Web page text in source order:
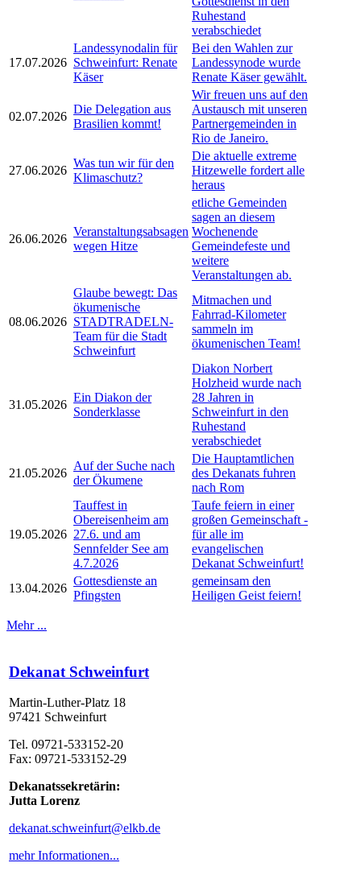
Ruhestand
verabschiedet
17.07.2026
Landessynodalin für
Schweinfurt: Renate
Käser
Bei den Wahlen zur
Landessynode wurde
Renate Käser gewählt.
02.07.2026
Die Delegation aus
Brasilien kommt!
Wir freuen uns auf den
Austausch mit unseren
Partnergemeinden in
Rio de Janeiro.
27.06.2026
Was tun wir für den
Klimaschutz?
Die aktuelle extreme
Hitzewelle fordert alle
heraus
26.06.2026
Veranstaltungsabsagen
wegen Hitze
etliche Gemeinden
sagen an diesem
Wochenende
Gemeindefeste und
weitere
Veranstaltungen ab.
08.06.2026
Glaube bewegt: Das
ökumenische
STADTRADELN-
Team für die Stadt
Schweinfurt
Mitmachen und
Fahrrad-Kilometer
sammeln im
ökumenischen Team!
31.05.2026
Ein Diakon der
Sonderklasse
Diakon Norbert
Holzheid wurde nach
28 Jahren in
Schweinfurt in den
Ruhestand
verabschiedet
21.05.2026
Auf der Suche nach
der Ökumene
Die Hauptamtlichen
des Dekanats fuhren
nach Rom
19.05.2026
Tauffest in
Obereisenheim am
27.6. und am
Sennfelder See am
4.7.2026
Taufe feiern in einer
großen Gemeinschaft -
für alle im
evangelischen
Dekanat Schweinfurt!
13.04.2026
Gottesdienste an
Pfingsten
gemeinsam den
Heiligen Geist feiern!
Mehr ...
Dekanat Schweinfurt
Martin-Luther-Platz 18
97421 Schweinfurt
Tel. 09721-533152-20
Fax: 09721-533152-29
Dekanatssekretärin:
Jutta Lorenz
dekanat.schweinfurt@elkb.de
mehr Informationen...